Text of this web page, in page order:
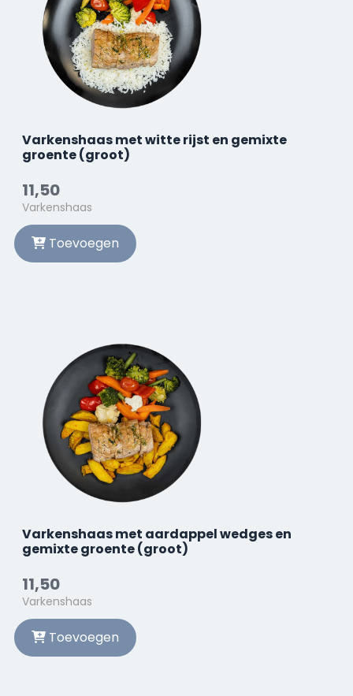
Varkenshaas met witte rijst en gemixte
groente (groot)
11,50
Varkenshaas
Toevoegen
Varkenshaas met aardappel wedges en
gemixte groente (groot)
11,50
Varkenshaas
Toevoegen